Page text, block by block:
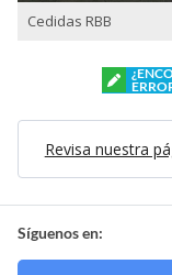
Cedidas RBB
Revisa nuestra
Síguenos en: